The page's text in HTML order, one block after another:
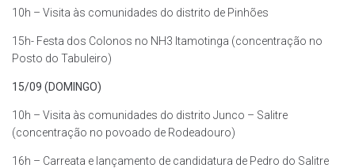
10h – Visita às comunidades do distrito de Pinhões
15h- Festa dos Colonos no NH3 Itamotinga (concentração no
Posto do Tabuleiro)
15/09 (DOMINGO)
10h – Visita às comunidades do distrito Junco – Salitre
(concentração no povoado de Rodeadouro)
16h – Carreata e lançamento de candidatura de Pedro do Salitre